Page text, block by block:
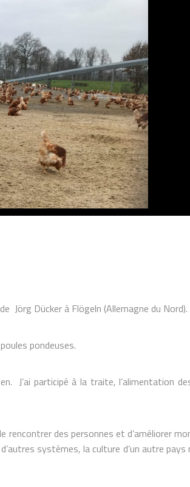
Jörg Dücker à Flögeln (Allemagne du Nord).
pondeuses.
J’ai participé à la traite, l’alimentation
des personnes et d’améliorer
systèmes, la culture d’un autre pays